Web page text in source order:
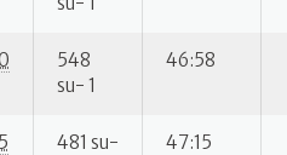
548
su- 1
46:58
481 su-
47:15